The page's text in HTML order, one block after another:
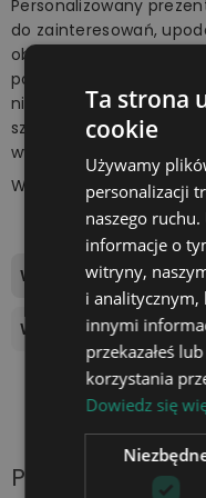
Personalizowany
do zainteresowań,
obdarowywanej osoby.
postaci prezentu to
niespodziankę bliskiej
szeroki uśmiech na jej
wyjątkowo.
Wszystko za sprawą
Wymiary tablicy
Wysokość podstawki
Produkty z tej
Ta strona
cookie
Używamy
personalizacji
naszego
informacje o
witryny,
i analitycznym,
innymi
przekazałeś
korzystania
Dowiedz się